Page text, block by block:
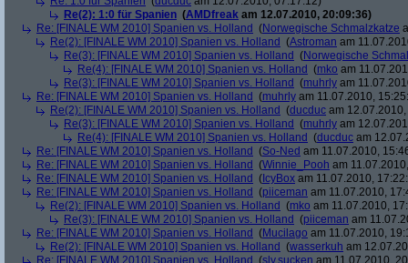
Re(2): 1:0 für Spanien (AMDfreak am 12.07.2010, 20:09:36)
Re: [FINALE WM 2010] Spanien vs. Holland (Norwegische Schmalzkatze
Re(2): [FINALE WM 2010] Spanien vs. Holland (Astroman am
Re(3): [FINALE WM 2010] Spanien vs. Holland (Norwegische
Re(4): [FINALE WM 2010] Spanien vs. Holland (mko am
Re(3): [FINALE WM 2010] Spanien vs. Holland (muhrly am
Re: [FINALE WM 2010] Spanien vs. Holland (muhrly am 11.07.2010,
Re(2): [FINALE WM 2010] Spanien vs. Holland (ducduc am
Re(3): [FINALE WM 2010] Spanien vs. Holland (muhrly am
Re(4): [FINALE WM 2010] Spanien vs. Holland (ducduc am
Re: [FINALE WM 2010] Spanien vs. Holland (So-Ned am 11.07.2010,
Re: [FINALE WM 2010] Spanien vs. Holland (Winnie_Pooh am
Re: [FINALE WM 2010] Spanien vs. Holland ( IcyBox am 11.07.2010,
Re: [FINALE WM 2010] Spanien vs. Holland (piiceman am 11.07.2010,
Re(2): [FINALE WM 2010] Spanien vs. Holland (mko am 11.07.2010,
Re(3): [FINALE WM 2010] Spanien vs. Holland (piiceman am
Re: [FINALE WM 2010] Spanien vs. Holland (Mucilago am 11.07.2010,
Re(2): [FINALE WM 2010] Spanien vs. Holland (wasserkuh am
Re: [FINALE WM 2010] Spanien vs. Holland (sly.sucken am 11.07.2010,